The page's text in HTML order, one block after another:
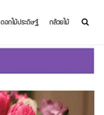
ดอกไม้ประดิษฐ์ กล้วยไม้